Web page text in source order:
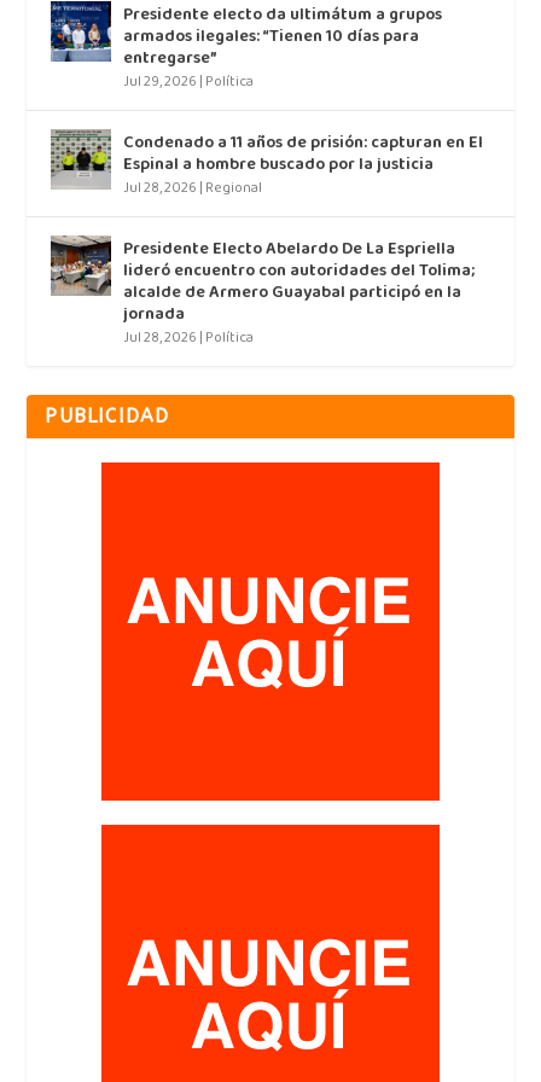
Presidente electo da ultimátum a grupos
armados ilegales: “Tienen 10 días para
entregarse”
Jul 29, 2026 | Política
Condenado a 11 años de prisión: capturan en El
Espinal a hombre buscado por la justicia
Jul 28, 2026 | Regional
Presidente Electo Abelardo De La Espriella
lideró encuentro con autoridades del Tolima;
alcalde de Armero Guayabal participó en la
jornada
Jul 28, 2026 | Política
PUBLICIDAD